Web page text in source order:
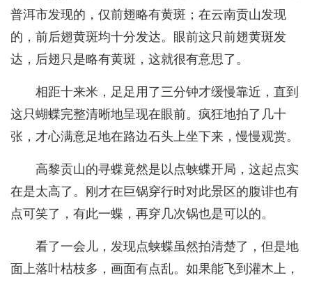
普洱市发现的，仅前翅略有黄斑；在云南贡山发现
的，前后翅黄斑均十分发达。眼前这只前翅黄斑发
达，后翅只是略有黄斑，这就很有意思了。
相距十来米，足足用了三分钟才缓慢靠近，直到
这只蝴蝶完整清晰地呈现在眼前。疯狂地拍了几十
张，才心满意足地在路边石头上坐下来，慢慢观赏。
高黎贡山的寻蝶竟然是以点蛱蝶开局，这起点实
在是太高了。刚才在巨锅穿行时对此景区的腹诽也有
点可笑了，有此一蝶，再穿几次锅也是可以的。
看了一会儿，发现点蛱蝶虽然拍清楚了，但是地
面上落叶枯枝多，画面有点乱。如果能飞到灌木上，